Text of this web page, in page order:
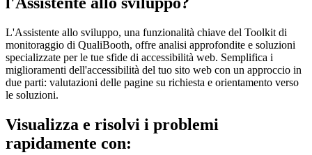
L'Assistente allo sviluppo, una funzionalità chiave del Toolkit di
monitoraggio di QualiBooth, offre analisi approfondite e soluzioni
specializzate per le tue sfide di accessibilità web. Semplifica i
miglioramenti dell'accessibilità del tuo sito web con un approccio in
due parti: valutazioni delle pagine su richiesta e orientamento verso
le soluzioni.
Visualizza e risolvi i problemi
rapidamente con: